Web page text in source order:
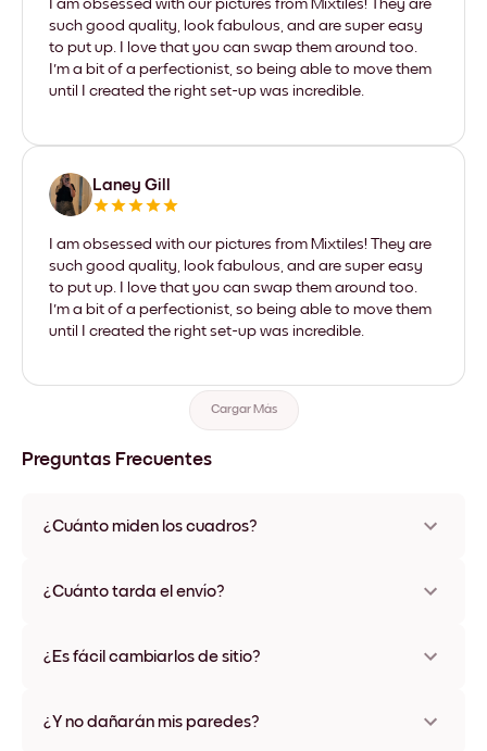
I am obsessed with our pictures from Mixtiles! They are
such good quality, look fabulous, and are super easy
to put up. I love that you can swap them around too.
I'm a bit of a perfectionist, so being able to move them
until I created the right set-up was incredible.
Laney Gill
I am obsessed with our pictures from Mixtiles! They are
such good quality, look fabulous, and are super easy
to put up. I love that you can swap them around too.
I'm a bit of a perfectionist, so being able to move them
until I created the right set-up was incredible.
Cargar Más
Preguntas Frecuentes
¿Cuánto miden los cuadros?
opción única de 56x112 cm. Disponible en varios materiales y
¿Cuánto tarda el envío?
disponibles en algunos países. Te enviaremos un número de
¿Es fácil cambiarlos de sitio?
ningún daño
¿Y no dañarán mis paredes?